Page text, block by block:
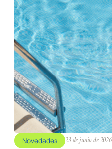
Novedades 23 de junio de 2026